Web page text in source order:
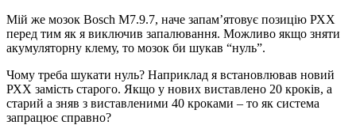
Мій же мозок Bosch M7.9.7, наче запам’ятовує позицію РХХ
перед тим як я виключив запалювання. Можливо якщо зняти
акумуляторну клему, то мозок би шукав “нуль”.
Чому треба шукати нуль? Наприклад я встановлював новий
РХХ замість старого. Якщо у нових виставлено 20 кроків, а
старий а зняв з виставленими 40 кроками – то як система
запрацює справно?